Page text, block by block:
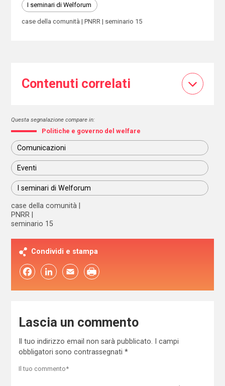
I seminari di Welforum
case della comunità PNRR seminario 15
Contenuti correlati
Questa segnalazione compare in:
Politiche e governo del welfare
Comunicazioni
Eventi
I seminari di Welforum
case della comunità
PNRR
seminario 15
Condividi e stampa
FacebookLinkedIn Email
Lascia un commento
Il tuo indirizzo email non sarà pubblicato.
I campi
obbligatori sono contrassegnati *